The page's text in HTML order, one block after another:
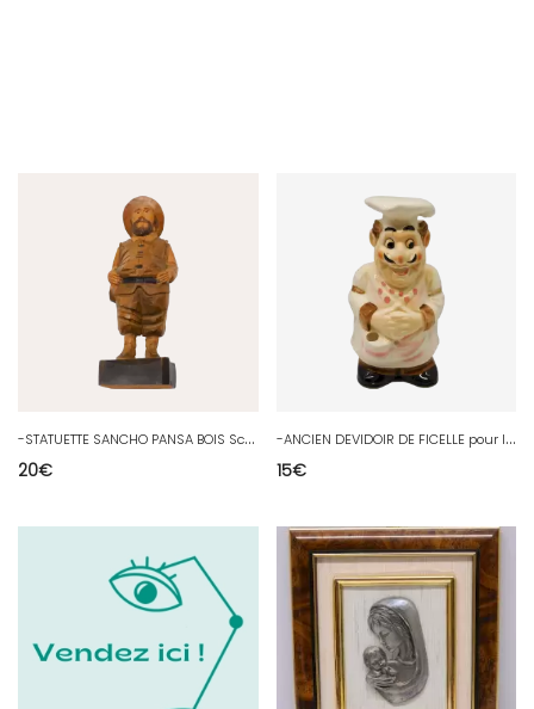
-
STATUETTE SANCHO PANSA BOIS Sculpté no DON QUICHOTTE COLLECTION VITRINE D
20€
-
ANCIEN DEVIDOIR DE FICELLE pour la CUISINE FORME CUISINIER à POSER ou FIXER D
15€